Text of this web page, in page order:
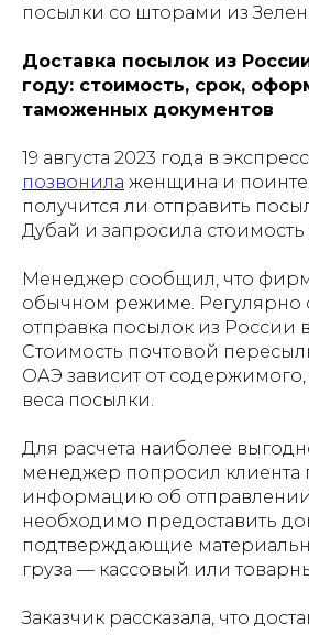
посылки со шторами из
Доставка посылок из
году: стоимость, срок,
таможенных документов
19 августа 2023 года в
позвонила женщина и
получится ли отправить
Дубай и запросила стоимость
Менеджер сообщил, что
обычном режиме. Регулярно
отправка посылок из России
Стоимость почтовой
ОАЭ зависит от содержимого,
веса посылки.
Для расчета наиболее
менеджер попросил клиента
информацию об
необходимо предоставить
подтверждающие
груза — кассовый или
Заказчик рассказала, что